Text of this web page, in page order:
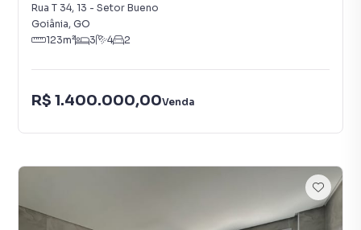
Rua T 34, 13 - Setor Bueno
Goiânia, GO
123m² 3 4 2
R$ 1.400.000,00Venda